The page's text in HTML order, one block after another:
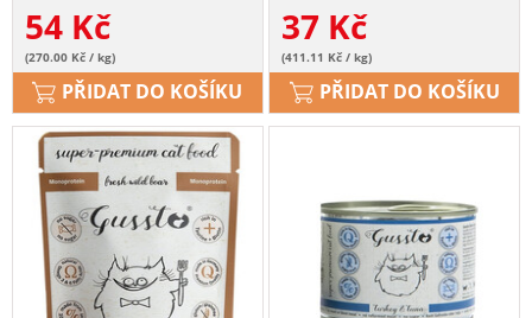
54 Kč
(270.00 Kč / kg)
PŘIDAT DO KOŠÍKU
37 Kč
(411.11 Kč / kg)
PŘIDAT DO KOŠÍKU